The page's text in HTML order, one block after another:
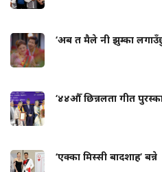
‘अब त मैले नी झुम्का
‘४४औँ छिन्नलता गीत
‘एक्का मिस्सी बादशाह’ बन्ने